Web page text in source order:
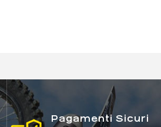
Pagamenti Sicuri